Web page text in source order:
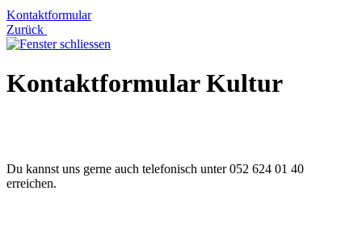
Kontaktformular
Zurück
Kontaktformular Kultur
Du kannst uns gerne auch telefonisch unter 052 624 01 40
erreichen.